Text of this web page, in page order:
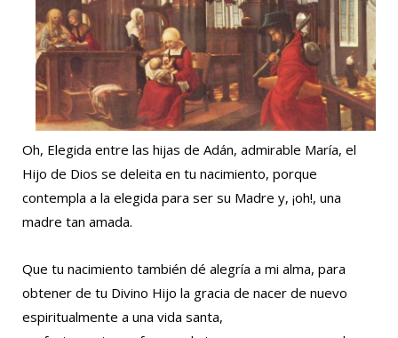
Oh, Elegida entre las hijas de Adán, admirable María, el
Hijo de Dios se deleita en tu nacimiento, porque
contempla a la elegida para ser su Madre y, ¡oh!, una
madre tan amada.
Que tu nacimiento también dé alegría a mi alma, para
obtener de tu Divino Hijo la gracia de nacer de nuevo
espiritualmente a una vida santa,